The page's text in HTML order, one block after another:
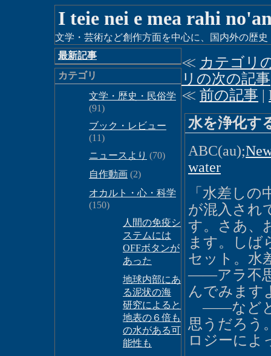
I teie nei e mea rahi
文学・芸術など創作方面を中心に、国内外の歴
最新記事
カテゴリ
文学・歴史・民俗学
(91)
ブック・レビュー
(11)
ニュースより (70)
自作動画 (2)
オカルト・心・科学
(150)
人間の免疫シ
ステムには
OFFボタンが
あった
地球内部にあ
る泥状の海
研究によると
地表の６倍も
の水がある可
能性も
≪ カテゴリ
リの次の記事
≪ 前の記事 |
水を浄化す
ABC(au);
water
「水差し
が混入され
す。さあ、
ます。しば
セット。水
――アラ不
んでみます
――などと
思うだろう
ロジーによ